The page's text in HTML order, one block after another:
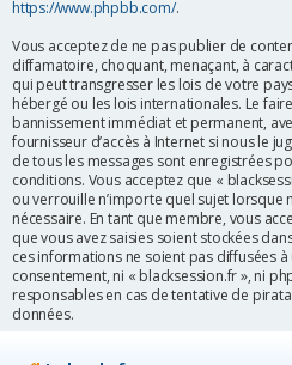
https://www.phpbb.com/.
Vous acceptez de ne pas publier de
diffamatoire, choquant, menaçant, à
qui peut transgresser les lois de votre
hébergé ou les lois internationales. Le
bannissement immédiat et permanent,
fournisseur d’accès à Internet si nous le
de tous les messages sont enregistrées
conditions. Vous acceptez que «
ou verrouille n’importe quel sujet lorsque
nécessaire. En tant que membre, vous
que vous avez saisies soient stockées
ces informations ne soient pas diffusées
consentement, ni « blacksession.fr », ni
responsables en cas de tentative de
données.